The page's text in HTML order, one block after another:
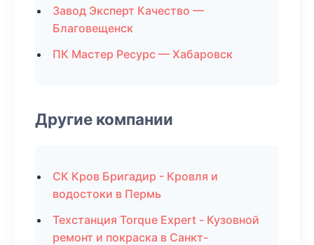
Завод Эксперт Качество —
Благовещенск
ПК Мастер Ресурс — Хабаровск
Другие компании
СК Кров Бригадир - Кровля и
водостоки в Пермь
Техстанция Torque Expert - Кузовной
ремонт и покраска в Санкт-